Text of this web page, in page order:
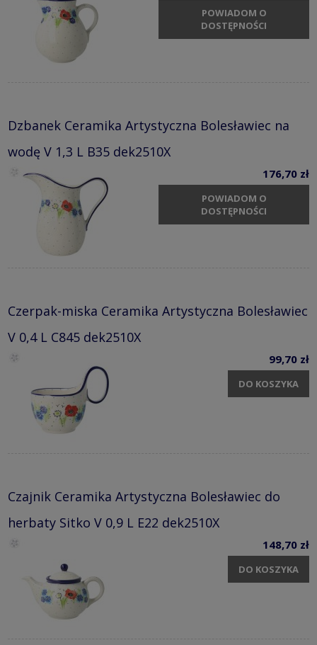
POWIADOM O
DOSTĘPNOŚCI
Dzbanek Ceramika Artystyczna Bolesławiec na
wodę V 1,3 L B35 dek2510X
176,70 zł
POWIADOM O
DOSTĘPNOŚCI
Czerpak-miska Ceramika Artystyczna Bolesławiec
V 0,4 L C845 dek2510X
99,70 zł
DO KOSZYKA
Czajnik Ceramika Artystyczna Bolesławiec do
herbaty Sitko V 0,9 L E22 dek2510X
148,70 zł
DO KOSZYKA